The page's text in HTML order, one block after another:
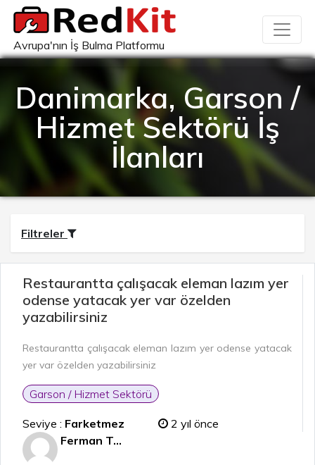
Avrupa'nın İş Bulma Platformu
Danimarka, Garson /
Hizmet Sektörü İş
İlanları
Filtreler
Restaurantta çalışacak eleman lazım yer
odense yatacak yer var özelden
yazabilirsiniz
Restaurantta çalışacak eleman lazım yer odense yatacak
yer var özelden yazabilirsiniz
Garson / Hizmet Sektörü
Seviye : Farketmez
2 yıl önce
Ferman T...